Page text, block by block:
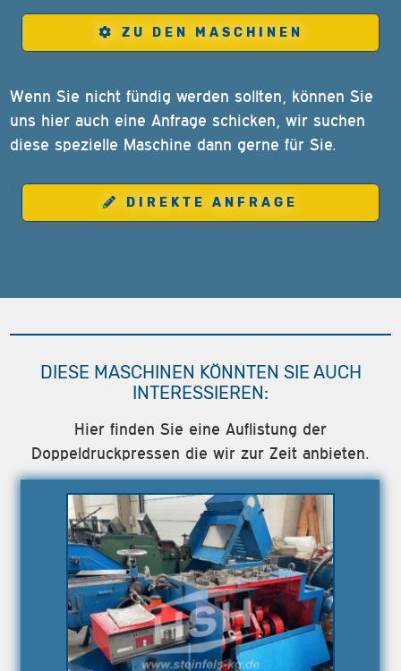
ZU DEN MASCHINEN
Wenn Sie nicht fündig werden sollten, können Sie
uns hier auch eine Anfrage schicken, wir suchen
diese spezielle Maschine dann gerne für Sie.
DIREKTE ANFRAGE
DIESE MASCHINEN KÖNNTEN SIE AUCH
INTERESSIEREN:
Hier finden Sie eine Auflistung der
Doppeldruckpressen die wir zur Zeit anbieten.